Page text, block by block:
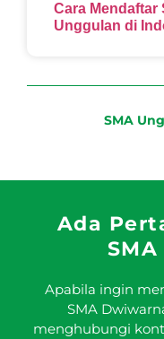
Cara Mendaftar
Unggulan di
SMA
Ada
Apabila ingin
SMA
menghubungi